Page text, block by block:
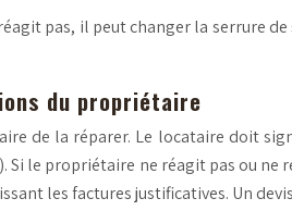
pas, il peut changer la serrure
du propriétaire
de la réparer. Le locataire doit
le propriétaire ne réagit pas ou
les factures justificatives. Un